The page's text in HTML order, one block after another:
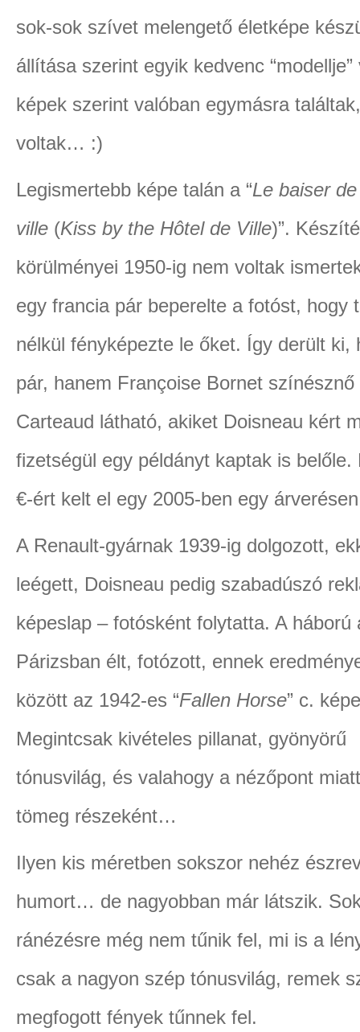
sok-sok szívet melengető életképe
állítása szerint egyik kedvenc
képek szerint valóban egymásra
voltak… :)
Legismertebb képe talán a “Le baiser de
ville (Kiss by the Hôtel de Ville)”.
körülményei 1950-ig nem voltak
egy francia pár beperelte a fotóst, hogy
nélkül fényképezte le őket. Így derült
pár, hanem Françoise Bornet
Carteaud látható, akiket Doisneau kért
fizetségül egy példányt kaptak is
€-ért kelt el egy 2005-ben egy
A Renault-gyárnak 1939-ig dolgozott,
leégett, Doisneau pedig szabadúszó
képeslap – fotósként folytatta. A háború
Párizsban élt, fotózott, ennek
között az 1942-es “Fallen Horse” c.
Megintcsak kivételes pillanat, gyönyörű
tónusvilág, és valahogy a nézőpont
tömeg részeként…
Ilyen kis méretben sokszor nehéz
humort… de nagyobban már látszik.
ránézésre még nem tűnik fel, mi is a
csak a nagyon szép tónusvilág, remek
megfogott fények tűnnek fel.